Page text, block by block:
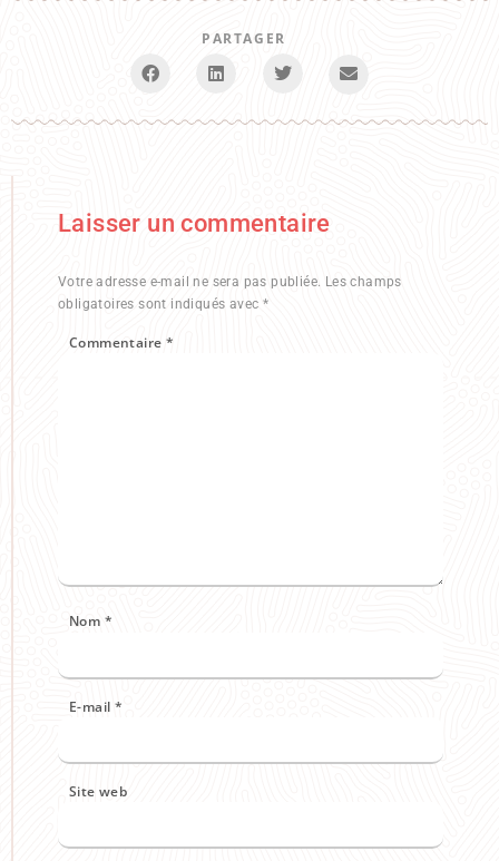
PARTAGER
Laisser un commentaire
Votre adresse e-mail ne sera pas publiée. Les champs
obligatoires sont indiqués avec *
Commentaire *
Nom *
E-mail *
Site web